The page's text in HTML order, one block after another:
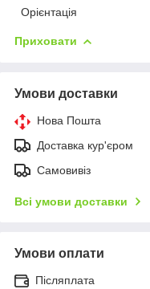
Орієнтація
Приховати
Умови доставки
Нова Пошта
Доставка кур'єром
Самовивіз
Всі умови доставки
Умови оплати
Післяплата